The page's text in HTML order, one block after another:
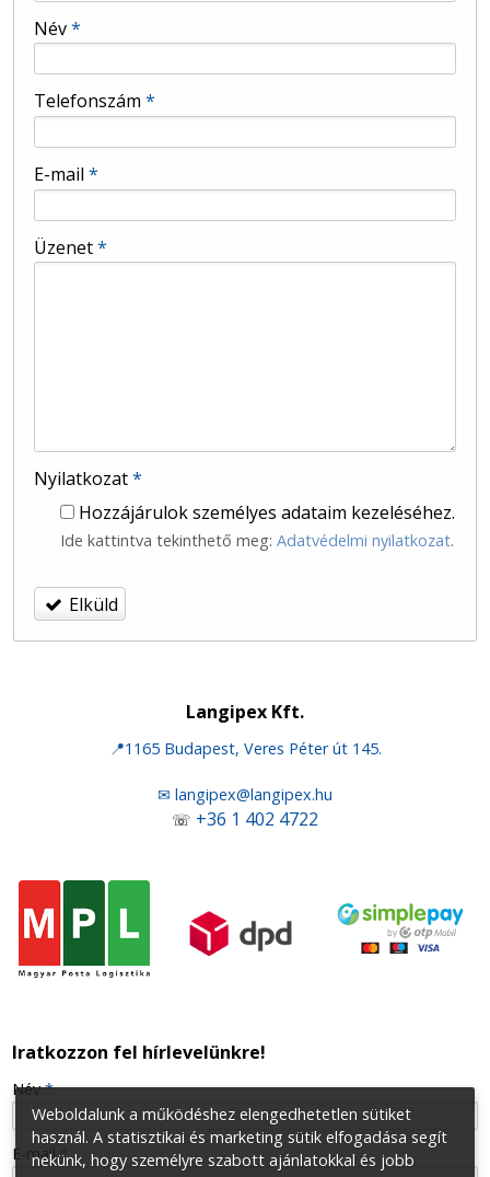
-
Név*
Telefonszám *
E-mail *
Üzenet*
Nyilatkozat*
Hozzájárulok személyes adataim kezeléséhez.
Ide kattintva tekinthető meg: Adatvédelmi nyilatkozat.
Elküld
Langipex Kft.
📍1165 Budapest, Veres Péter út 145.
✉ langipex@langipex.hu
☏ +36 1 402 4722
Iratkozzon fel hírlevelünkre!
-
-
Név*
E-mail*
Weboldalunk a működéshez elengedhetetlen sütiket
használ. A statisztikai és marketing sütik elfogadása segít
nekünk, hogy személyre szabott ajánlatokkal és jobb